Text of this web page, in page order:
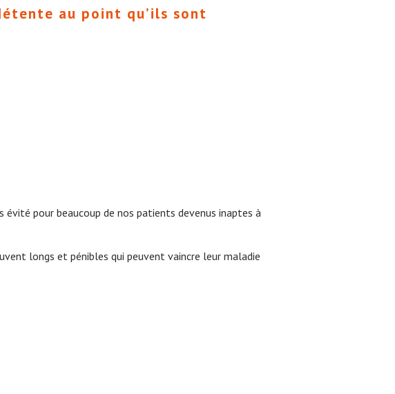
au point qu’ils sont
pour beaucoup de nos patients devenus inaptes à
longs et pénibles qui peuvent vaincre leur maladie